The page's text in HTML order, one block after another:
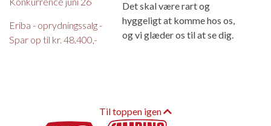
Eriba - oprydningssalg -
Spar op til kr. 48.400,-
Det skal være rart og
hyggeligt at komme hos os,
og vi glæder os til at se dig.
Til toppen igen